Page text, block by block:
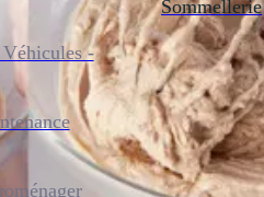
-
Sommellerie